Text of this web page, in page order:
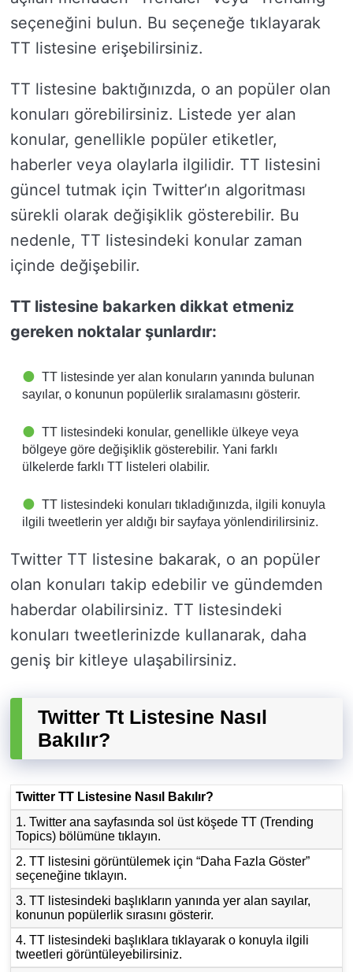
seçeneğini bulun. Bu seçeneğe tıklayarak
TT listesine erişebilirsiniz.
TT listesine baktığınızda, o an popüler olan
konuları görebilirsiniz. Listede yer alan
konular, genellikle popüler etiketler,
haberler veya olaylarla ilgilidir. TT listesini
güncel tutmak için Twitter’ın algoritması
sürekli olarak değişiklik gösterebilir. Bu
nedenle, TT listesindeki konular zaman
içinde değişebilir.
TT listesine bakarken dikkat etmeniz
gereken noktalar şunlardır:
TT listesinde yer alan konuların yanında bulunan
sayılar, o konunun popülerlik sıralamasını gösterir.
TT listesindeki konular, genellikle ülkeye veya
bölgeye göre değişiklik gösterebilir. Yani farklı
ülkelerde farklı TT listeleri olabilir.
TT listesindeki konuları tıkladığınızda, ilgili konuyla
ilgili tweetlerin yer aldığı bir sayfaya yönlendirilirsiniz.
Twitter TT listesine bakarak, o an popüler
olan konuları takip edebilir ve gündemden
haberdar olabilirsiniz. TT listesindeki
konuları tweetlerinizde kullanarak, daha
geniş bir kitleye ulaşabilirsiniz.
Twitter Tt Listesine Nasıl
Bakılır?
Twitter TT Listesine Nasıl Bakılır?
1. Twitter ana sayfasında sol üst köşede TT (Trending
Topics) bölümüne tıklayın.
2. TT listesini görüntülemek için “Daha Fazla Göster”
seçeneğine tıklayın.
3. TT listesindeki başlıkların yanında yer alan sayılar,
konunun popülerlik sırasını gösterir.
4. TT listesindeki başlıklara tıklayarak o konuyla ilgili
tweetleri görüntüleyebilirsiniz.